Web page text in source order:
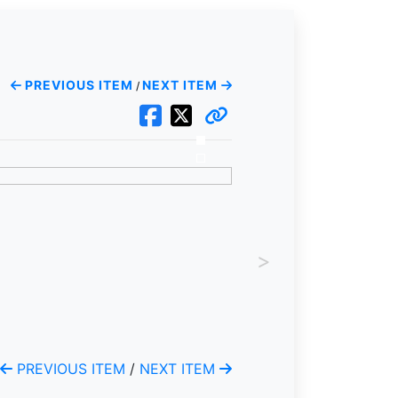
PREVIOUS ITEM / NEXT ITEM
>
PREVIOUS ITEM / NEXT ITEM